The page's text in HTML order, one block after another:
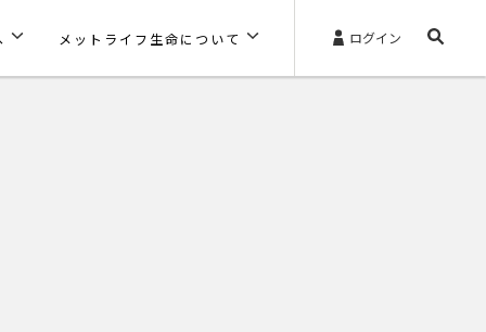
メットライフ生命について ログイン